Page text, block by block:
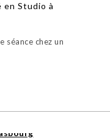
en Studio à
séance chez un